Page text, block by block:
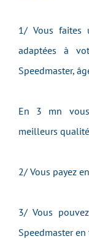
1/ Vous faites
adaptées à
Speedmaster,
En 3 mn
meilleurs
2/ Vous payez
3/ Vous
Speedmaster en